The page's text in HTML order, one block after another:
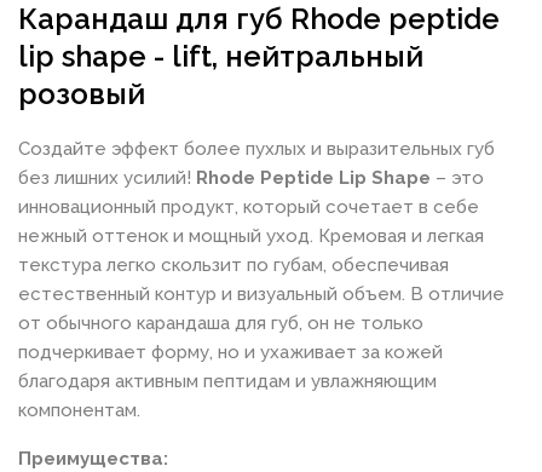
Карандаш для губ Rhode peptide
lip shape - lift, нейтральный
розовый
Создайте эффект более пухлых и выразительных губ
без лишних усилий! Rhode Peptide Lip Shape – это
инновационный продукт, который сочетает в себе
нежный оттенок и мощный уход. Кремовая и легкая
текстура легко скользит по губам, обеспечивая
естественный контур и визуальный объем. В отличие
от обычного карандаша для губ, он не только
подчеркивает форму, но и ухаживает за кожей
благодаря активным пептидам и увлажняющим
компонентам.
Преимущества: